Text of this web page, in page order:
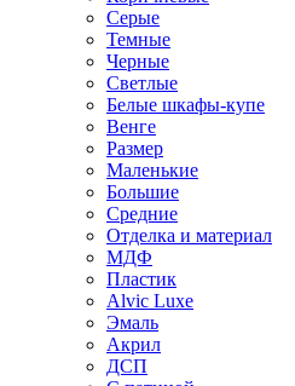
Серые
Темные
Черные
Светлые
Белые шкафы-купе
Венге
Размер
Маленькие
Большие
Средние
Отделка и материал
МДФ
Пластик
Alvic Luxe
Эмаль
Акрил
ДСП